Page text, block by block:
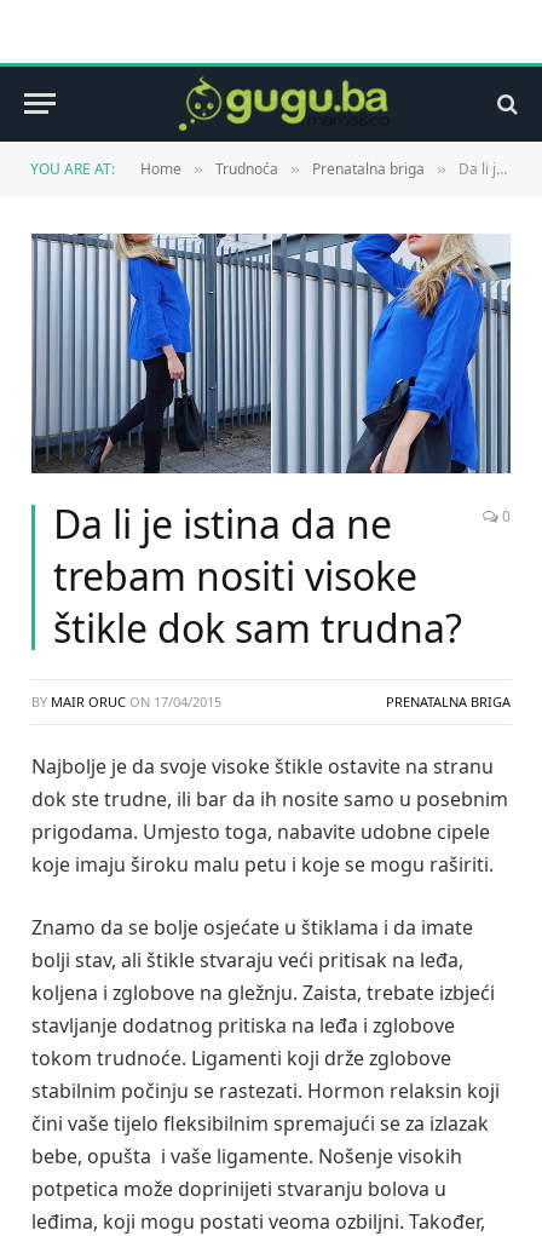
YOU ARE AT: Home » Trudnoća » Prenatalna briga » Da li je istina da ne trebam nositi visoke štikle dok sam trudna?
Da li je istina da ne
trebam nositi visoke
štikle dok sam trudna?
0
BY MAIR ORUC ON 17/04/2015 PRENATALNA BRIGA
Najbolje je da svoje visoke štikle ostavite na stranu
dok ste trudne, ili bar da ih nosite samo u posebnim
prigodama. Umjesto toga, nabavite udobne cipele
koje imaju široku malu petu i koje se mogu raširiti.
Znamo da se bolje osjećate u štiklama i da imate
bolji stav, ali štikle stvaraju veći pritisak na leđa,
koljena i zglobove na gležnju. Zaista, trebate izbjeći
stavljanje dodatnog pritiska na leđa i zglobove
tokom trudnoće. Ligamenti koji drže zglobove
stabilnim počinju se rastezati. Hormon relaksin koji
čini vaše tijelo fleksibilnim spremajući se za izlazak
bebe, opušta i vaše ligamente. Nošenje visokih
potpetica može doprinijeti stvaranju bolova u
leđima, koji mogu postati veoma ozbiljni. Također,